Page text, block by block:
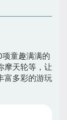
童趣满满的
摩天轮等，让
富多彩的游玩